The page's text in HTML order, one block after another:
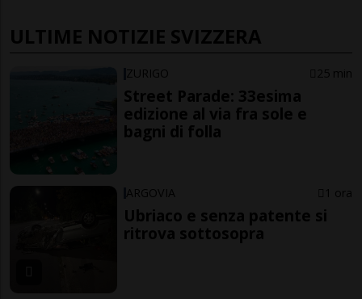
ULTIME NOTIZIE SVIZZERA
ZURIGO 25 min
Street Parade: 33esima
edizione al via fra sole e
bagni di folla
ARGOVIA 1 ora
Ubriaco e senza patente si
ritrova sottosopra